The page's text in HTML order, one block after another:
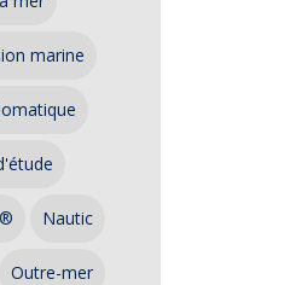
marine
Nautic
Outre-mer